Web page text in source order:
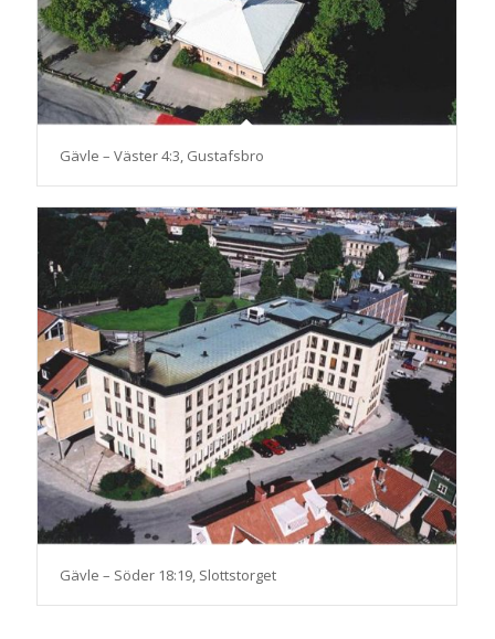
Gävle – Väster 4:3, Gustafsbro
Gävle – Söder 18:19, Slottstorget